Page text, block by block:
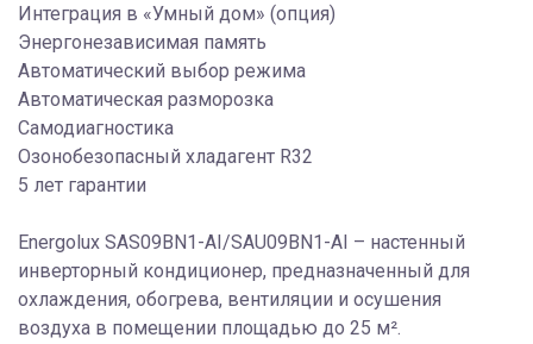
Интеграция в «Умный дом» (опция)
Энергонезависимая память
Автоматический выбор режима
Автоматическая разморозка
Самодиагностика
Озонобезопасный хладагент R32
5 лет гарантии
Energolux SAS09BN1-AI/SAU09BN1-AI – настенный
инверторный кондиционер, предназначенный для
охлаждения, обогрева, вентиляции и осушения
воздуха в помещении площадью до 25 м².